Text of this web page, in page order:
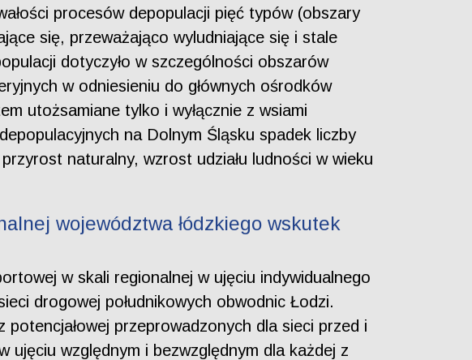
procesów depopulacji pięć typów (obszary
się, przeważająco wyludniające się i stale
dotyczyło w szczególności obszarów
w odniesieniu do głównych ośrodków
utożsamiane tylko i wyłącznie z wsiami
na Dolnym Śląsku spadek liczby
naturalny, wzrost udziału ludności w wieku
województwa łódzkiego wskutek
w skali regionalnej w ujęciu indywidualnego
drogowej południkowych obwodnic Łodzi.
przeprowadzonych dla sieci przed i
względnym i bezwzględnym dla każdej z